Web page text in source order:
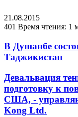
21.08.2015
401 Время чтения: 1
В Душанбе
Таджикистан
Девальвация
подготовку к
США, -
Kong Ltd.